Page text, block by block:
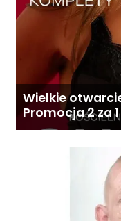
Wielkie
Promocja 2 za